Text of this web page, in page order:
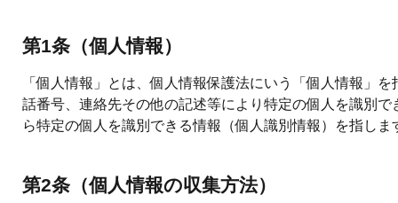
第1条（個人情報）
「個人情報」とは、個人情報保護法にいう「個人情報」
話番号、連絡先その他の記述等により特定の個人を識別
ら特定の個人を識別できる情報（個人識別情報）を指しま
第2条（個人情報の収集方法）